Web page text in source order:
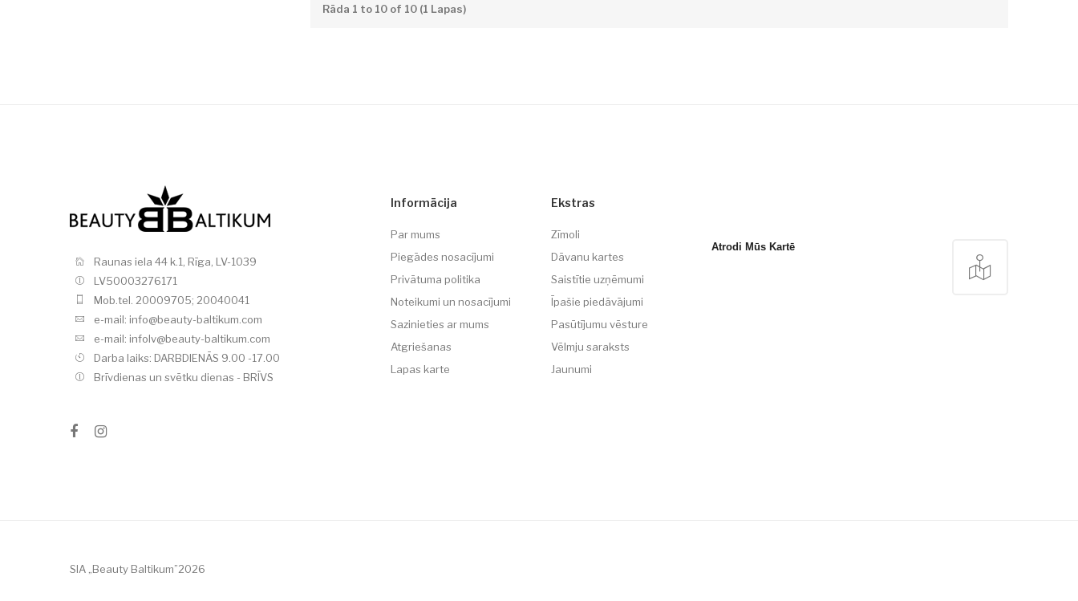
Rāda 1 to 10 of 10 (1 Lapas)
Raunas iela 44 k.1, Rīga, LV-1039
LV50003276171
Mob.tel. 20009705; 20040041
e-mail: info@beauty-baltikum.com
e-mail: infolv@beauty-baltikum.com
Darba laiks: DARBDIENĀS 9.00 -17.00
Brīvdienas un svētku dienas - BRĪVS
Informācija
Par mums
Piegādes nosacījumi
Privātuma politika
Noteikumi un nosacījumi
Sazinieties ar mums
Atgriešanas
Lapas karte
Ekstras
Zīmoli
Dāvanu kartes
Saistītie uzņēmumi
Īpašie piedāvājumi
Pasūtījumu vēsture
Vēlmju saraksts
Jaunumi
Atrodi Mūs Kartē
SIA „Beauty Baltikum”2026